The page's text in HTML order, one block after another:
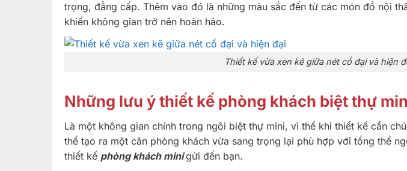
trọng, đẳng cấp. Thêm vào đó là những màu sắc đến từ các món đồ nội
khiến không gian trở nên hoàn hảo.
Thiết kế vừa xen kẽ giữa nét cổ đại và hiện
Những lưu ý thiết kế phòng khách biệt thự
Là một không gian chính trong ngôi biệt thự mini, vì thế khi thiết kế cần
thể tạo ra một căn phòng khách vừa sang trọng lại phù hợp với tổng thể
thiết kế phòng khách minigửi đến bạn.